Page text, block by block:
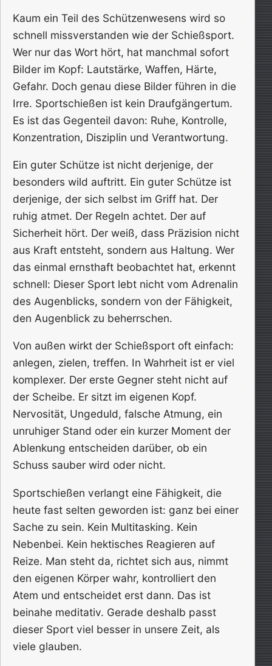
Kaum ein Teil des Schützenwesens wird so
schnell missverstanden wie der Schießsport.
Wer nur das Wort hört, hat manchmal sofort
Bilder im Kopf: Lautstärke, Waffen, Härte,
Gefahr. Doch genau diese Bilder führen in die
Irre. Sportschießen ist kein Draufgängertum.
Es ist das Gegenteil davon: Ruhe, Kontrolle,
Konzentration, Disziplin und Verantwortung.
Ein guter Schütze ist nicht derjenige, der
besonders wild auftritt. Ein guter Schütze ist
derjenige, der sich selbst im Griff hat. Der
ruhig atmet. Der Regeln achtet. Der auf
Sicherheit hört. Der weiß, dass Präzision nicht
aus Kraft entsteht, sondern aus Haltung. Wer
das einmal ernsthaft beobachtet hat, erkennt
schnell: Dieser Sport lebt nicht vom Adrenalin
des Augenblicks, sondern von der Fähigkeit,
den Augenblick zu beherrschen.
Von außen wirkt der Schießsport oft einfach:
anlegen, zielen, treffen. In Wahrheit ist er viel
komplexer. Der erste Gegner steht nicht auf
der Scheibe. Er sitzt im eigenen Kopf.
Nervosität, Ungeduld, falsche Atmung, ein
unruhiger Stand oder ein kurzer Moment der
Ablenkung entscheiden darüber, ob ein
Schuss sauber wird oder nicht.
Sportschießen verlangt eine Fähigkeit, die
heute fast selten geworden ist: ganz bei einer
Sache zu sein. Kein Multitasking. Kein
Nebenbei. Kein hektisches Reagieren auf
Reize. Man steht da, richtet sich aus, nimmt
den eigenen Körper wahr, kontrolliert den
Atem und entscheidet erst dann. Das ist
beinahe meditativ. Gerade deshalb passt
dieser Sport viel besser in unsere Zeit, als
viele glauben.